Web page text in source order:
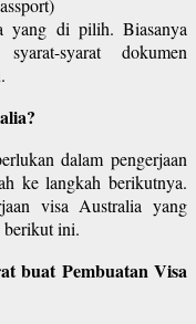
yang di pilih. Biasanya
syarat dokumen
dalam pengerjaan
ke langkah berikutnya.
visa Australia yang
berikut ini.
buat Pembuatan Visa